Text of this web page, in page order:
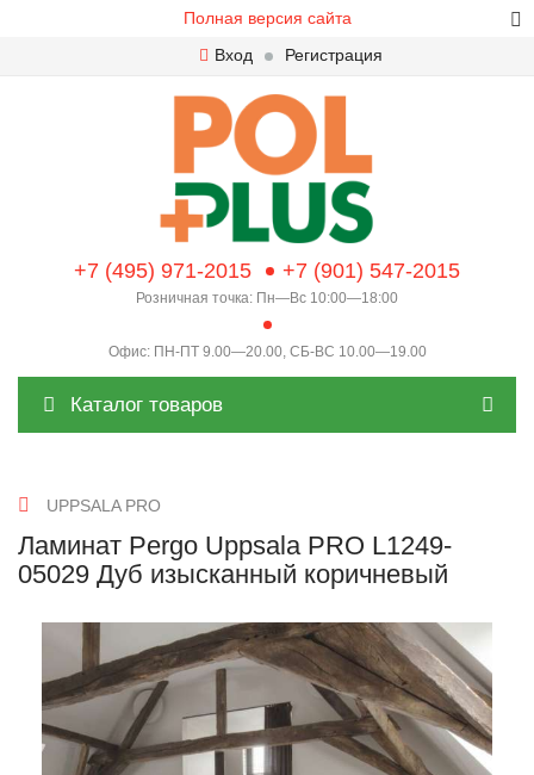
Полная версия сайта
Вход
Регистрация
+7 (495) 971-2015 +7 (901) 547-2015
Розничная точка: Пн—Вс 10:00—18:00
Офис: ПН-ПТ 9.00—20.00, СБ-ВС 10.00—19.00
Каталог товаров
UPPSALA PRO
Ламинат Pergo Uppsala PRO L1249-
05029 Дуб изысканный коричневый